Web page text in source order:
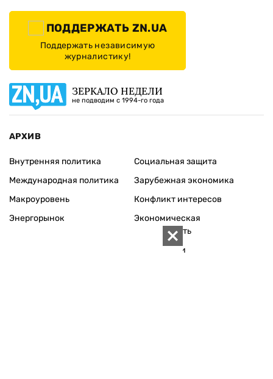
ПОДДЕРЖАТЬ ZN.UA
Поддержать независимую
журналистику!
ЗЕРКАЛО НЕДЕЛИ
не подводим с 1994-го года
АРХИВ
Внутренняя политика
Международная политика
Макроуровень
Энергорынок
Социальная защита
Зарубежная экономика
Конфликт интересов
Экономическая
безопасность
Персоналии